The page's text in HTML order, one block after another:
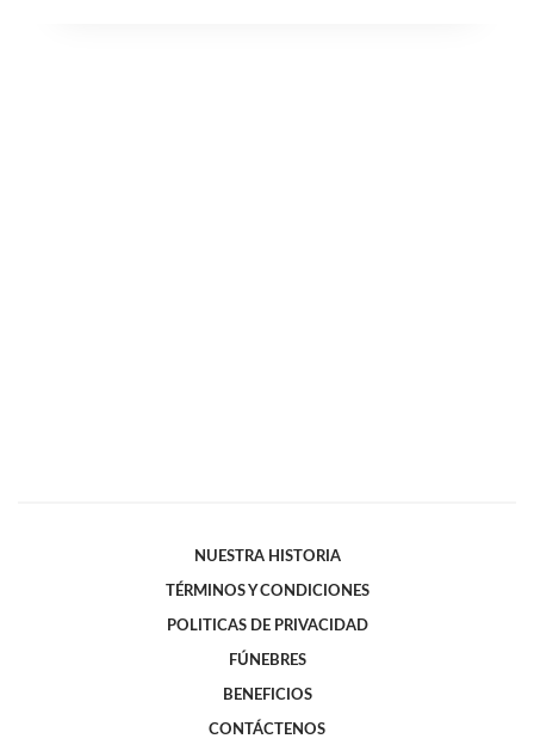
NUESTRA HISTORIA
TÉRMINOS Y CONDICIONES
POLITICAS DE PRIVACIDAD
FÚNEBRES
BENEFICIOS
CONTÁCTENOS